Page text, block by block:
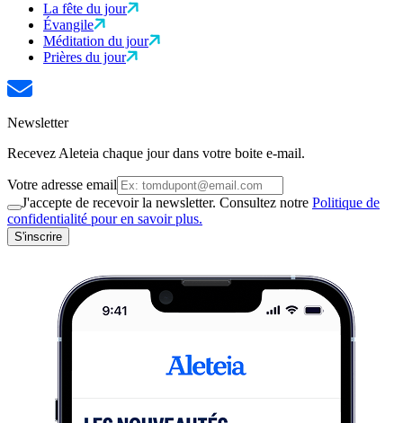
La fête du jour
Évangile
Méditation du jour
Prières du jour
Newsletter
Recevez Aleteia chaque jour dans votre boite e-mail.
Votre adresse email
J'accepte de recevoir la newsletter. Consultez notre Politique de
confidentialité pour en savoir plus.
S'inscrire